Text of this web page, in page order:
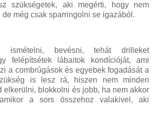
szükségetek, aki megérti, hogy nem
de még csak sparringolni se igazából.
ismételni, bevésni, tehát drilleket
felépítsétek lábaitok kondícióját, ami
a combrúgások és egyebek fogadását a
is lesz rá, hiszen nem minden
elkerülni, blokkolni és jobb, ha nem akkor
a sors összehoz valakivel, aki